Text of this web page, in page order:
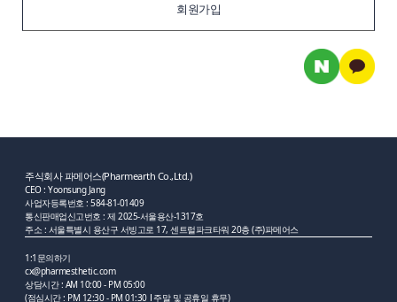
회원가입
주식회사 파메어스(Pharmearth Co.,Ltd.)
CEO : Yoonsung Jang
사업자등록번호 : 584-81-01409
통신판매업신고번호 : 제 2025-서울용산-1317호
주소 : 서울특별시 용산구 서빙고로 17, 센트럴파크타워 20층 (주)파메어스
1:1문의하기
cx@pharmesthetic.com
상담시간 : AM 10:00 - PM 05:00
(점심시간 : PM 12:30 - PM 01:30 주말 및 공휴일 휴무)